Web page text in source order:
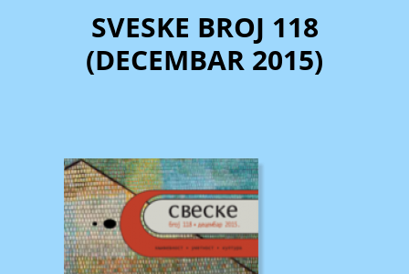
SVESKE BROJ 118
(DECEMBAR 2015)